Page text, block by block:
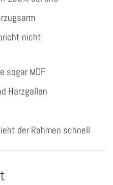
nicht
sogar MDF
Harzgallen
der Rahmen schnell